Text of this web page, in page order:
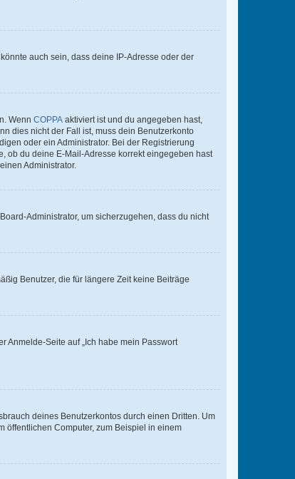
auch sein, dass deine IP-Adresse oder der
Wenn COPPA aktiviert ist und du angegeben hast,
dies nicht der Fall ist, muss dein Benutzerkonto
oder ein Administrator. Bei der Registrierung
ob du deine E-Mail-Adresse korrekt eingegeben hast
Administrator.
Administrator, um sicherzugehen, dass du nicht
Benutzer, die für längere Zeit keine Beiträge
Anmelde-Seite auf „Ich habe mein Passwort
deines Benutzerkontos durch einen Dritten. Um
öffentlichen Computer, zum Beispiel in einem